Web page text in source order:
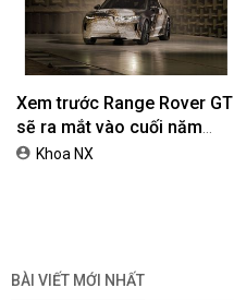
Xem trước Range Rover GT
sẽ ra mắt vào cuối năm
2026Khoa NX
BÀI VIẾT MỚI NHẤT